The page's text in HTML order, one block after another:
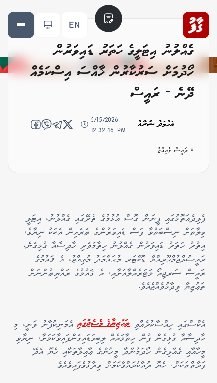
EN
ގެއްލުނު އިޓަލީގެ ހަތަރު ޑައިވަރުން
ހޯދުމަށް ސަރުކާރުން ޚާއްސަ އިސްކަމެއް
ދޭނެ - ރައީސް
އަހުމަދު ޝުރާއު
5/15/2026,
12:32:46 PM
# ރައީސް މުއިއްޒު
-
ފެލިދެއަތޮޅުގައި ފީނަން ގޮސް އުޅުމުގެ ތެރޭގައި ގެއްލުނު، އިޓަލީ
ވިލާތަށް ނިސްބަތްވާ ފަސް ޑައިވަރުންގެ ތެރެއިން އެކަކު ނިޔާވެ،
އިތުރު ހަތަރު ޑައިވަރުން ގެއްލުނު ހިތާމަވެރި ހާދިސާއާ ގުޅިގެން،
ރައީސުލްޖުމްހޫރިއްޔާ ޑޮކްޓަރ މުޙައްމަދު މުޢިއްޒު، އެ ޤައުމުގެ
ރައީސް ސަރޖިއޯ މަޓަރެއްލާއަށާއި، އެ ޤައުމުގެ ރައްޔިތުންނަށް
ތަޢުޒިޔާ ވިދާޅުވެއްޖެއެވެ.
އެކްސްގައި ހިއްސާކުރެއްވި ތަޢުޒިޔާގެ މެސެޖުގައި އެމަނިކުފާނު ވަނީ، މި
ހާދިސާއާ ގުޅިގެން ފުން ހިތާމައެއް ލިބިވަޑައިގެންފައިވާކަމަށާ، ނިޔާވި
މީހާއާއި ގެއްލިގެން ހޯދަމުންދާ މީހުންގެ ޢާއިލާތަކާއި ހެޔޮ އެދޭ
ފަރާތްތަކަށް، ހެޔޮ ދުޢާކުރައްވާކަމަށް ވިދާޅުވެފައިވެއެވެ.